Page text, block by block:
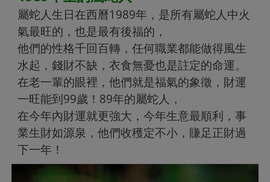
屬蛇人生日在西曆1989年，是所有屬蛇人中火
氣最旺的，也是最有後福的，
他們的性格千回百轉，任何職業都能做得風生
水起，錢財不缺，衣食無憂也是註定的命運。
在老一輩的眼裡，他們就是福氣的象徵，財運
一旺能到99歲！89年的屬蛇人，
在今年內財運就更強大，今年生意最順利，事
業生財如源泉，他們收穫定不小，賺足正財過
下一年！